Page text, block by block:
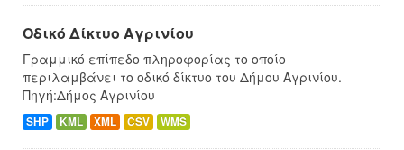
Οδικό Δίκτυο Αγρινίου
Γραμμικό επίπεδο πληροφορίας το οποίο
περιλαμβάνει το οδικό δίκτυο του Δήμου Αγρινίου.
Πηγή:Δήμος Αγρινίου
SHP KML XML CSV WMS